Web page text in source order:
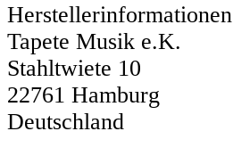
Herstellerinformationen
Tapete Musik e.K.
Stahltwiete 10
22761 Hamburg
Deutschland